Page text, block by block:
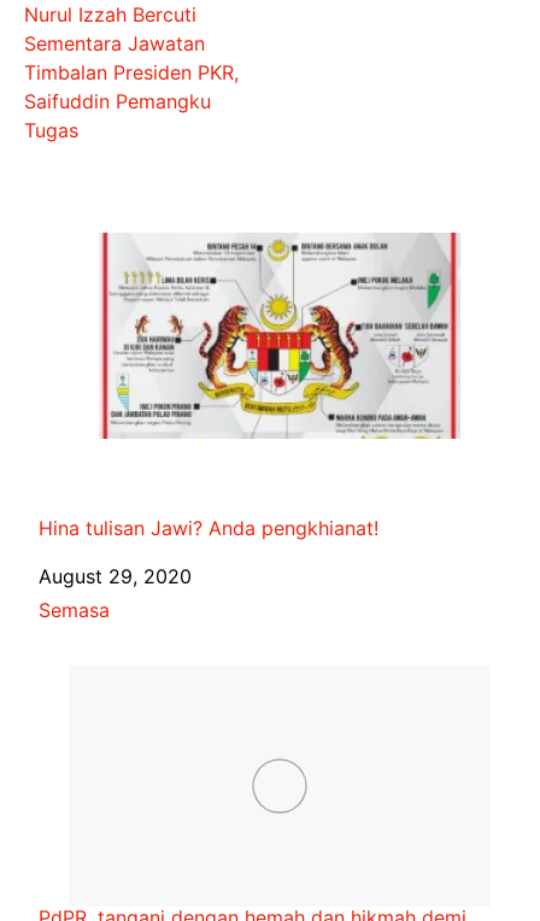
Nurul Izzah Bercuti
Sementara Jawatan
Timbalan Presiden PKR,
Saifuddin Pemangku
Tugas
Hina tulisan Jawi? Anda pengkhianat!
Date
August 29, 2020
In relation to
Semasa